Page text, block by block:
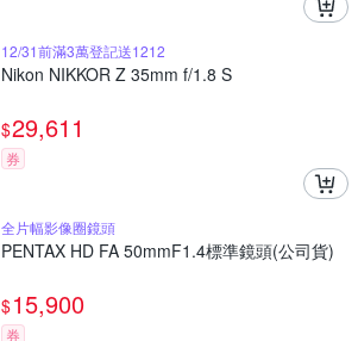
12/31前滿3萬登記送1212
Nikon NIKKOR Z 35mm f/1.8 S
$29,611
券
全片幅影像圈鏡頭
PENTAX HD FA 50mmF1.4標準鏡頭(公司貨)
$15,900
券